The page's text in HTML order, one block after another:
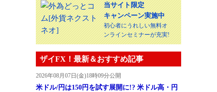
当サイト限定
キャンペーン実施中
初心者にうれしい無料オ
ンラインセミナーが充実!
ザイFX！最新＆おすすめ記事
2026年08月07日(金)18時09分公開
米ドル/円は150円を試す展開に!? 米ドル高・円